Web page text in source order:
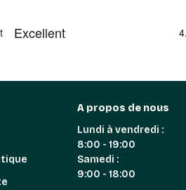
A propos de nous
Lundi à vendredi :
8:00 - 19:00
Samedi :
9:00 - 18:00